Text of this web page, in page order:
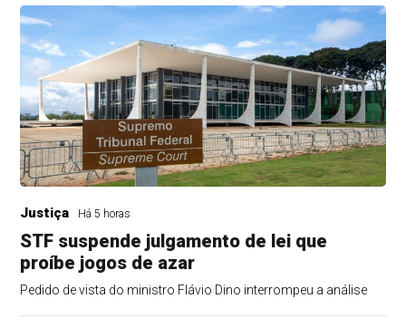
Justiça Há 5 horas
STF suspende julgamento de lei que
proíbe jogos de azar
Pedido de vista do ministro Flávio Dino interrompeu a análise